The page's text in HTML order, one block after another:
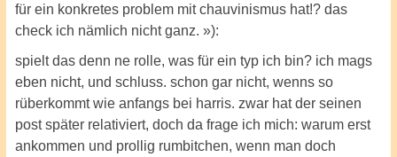
für ein konkretes problem mit chauvinismus hat!? das
check ich nämlich nicht ganz. »):
spielt das denn ne rolle, was für ein typ ich bin? ich mags
eben nicht, und schluss. schon gar nicht, wenns so
rüberkommt wie anfangs bei harris. zwar hat der seinen
post später relativiert, doch da frage ich mich: warum erst
ankommen und prollig rumbitchen, wenn man doch